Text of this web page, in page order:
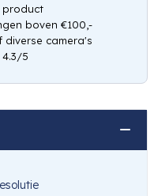
product
boven €100,-
camera's
5